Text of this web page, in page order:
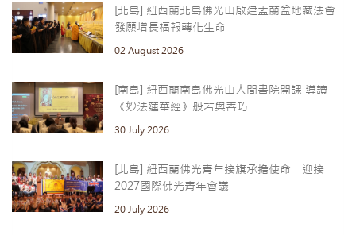
[北島] 紐西蘭北島佛光山啟建盂蘭盆地藏法會
發願增長福報轉化生命
02 August 2026
[南島] 紐西蘭南島佛光山人間書院開課 導讀
《妙法蓮華經》般若與善巧
30 July 2026
[北島] 紐西蘭佛光青年接旗承擔使命 迎接
2027國際佛光青年會議
20 July 2026